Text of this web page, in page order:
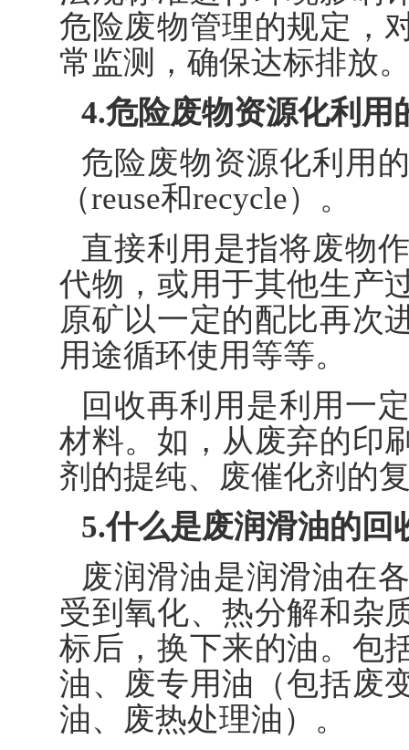
危险废物管理的规定，
常监测，确保达标排放
4.危险废物资源化利用
危险废物资源化利用
（reuse和recycle）。
直接利用是指将废物
代物，或用于其他生产
原矿以一定的配比再次
用途循环使用等等。
回收再利用是利用一
材料。如，从废弃的印
剂的提纯、废催化剂的
5.什么是废润滑油的回
废润滑油是润滑油在
受到氧化、热分解和杂
标后，换下来的油。包
油、废专用油（包括废
油、废热处理油）。